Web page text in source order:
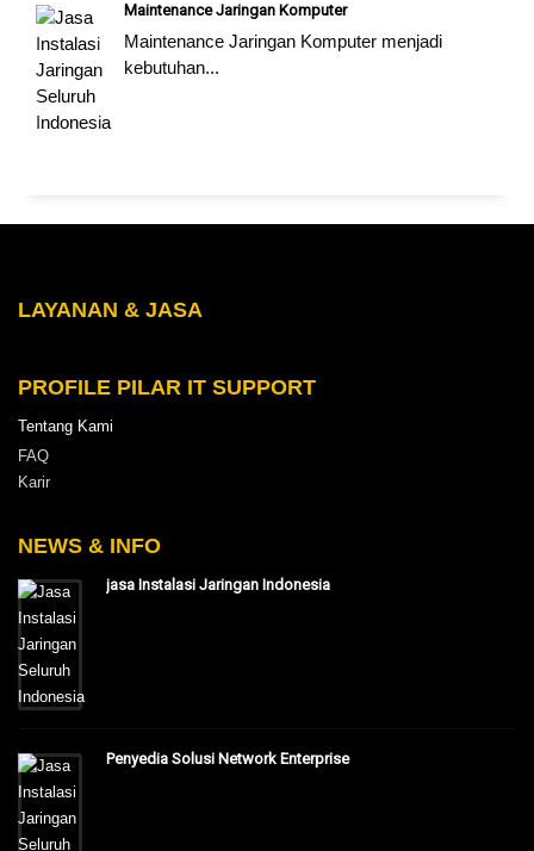
Maintenance Jaringan Komputer
Maintenance Jaringan Komputer menjadi
kebutuhan...
LAYANAN & JASA
PROFILE PILAR IT SUPPORT
Tentang Kami
FAQ
Karir
NEWS & INFO
jasa Instalasi Jaringan Indonesia
Penyedia Solusi Network Enterprise